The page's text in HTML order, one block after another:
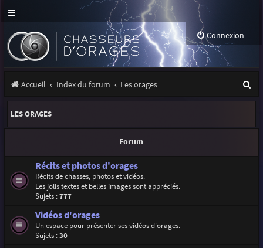
Connexion
Accueil Index du forum Les orages
e
e
LES ORAGES
Forum
Récits et photos d'orages
Récits de chasses, photos et vidéos.
Les jolis textes et belles images sont appréciés.
Sujets :777
Vidéos d'orages
Un espace pour présenter ses vidéos d'orages.
Sujets :30